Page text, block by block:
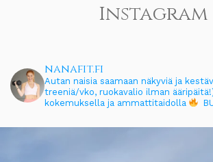
Instagram
nanafit.fi
Autan naisia saamaan näkyviä ja
treeniä/vko, ruokavalio ilman
kokemuksella ja ammattitaidolla